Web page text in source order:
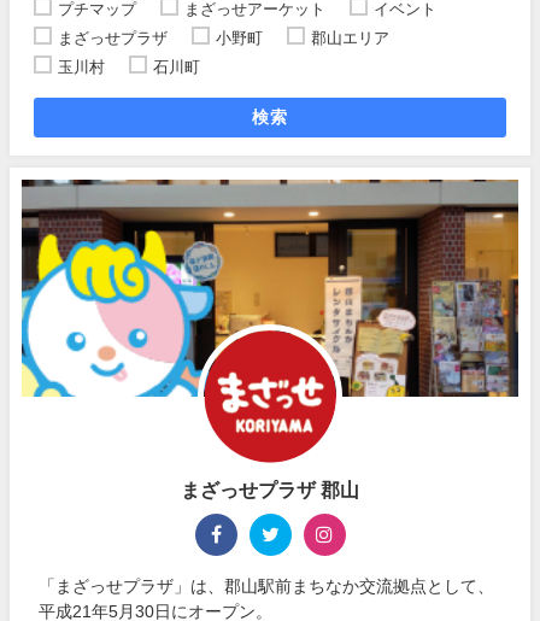
プチマップ
まざっせアーケット
イベント
まざっせプラザ
小野町
郡山エリア
玉川村
石川町
検索
まざっせプラザ 郡山
「まざっせプラザ」は、郡山駅前まちなか交流拠点として、
平成21年5月30日にオープン。